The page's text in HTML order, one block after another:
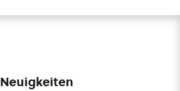
Neuigkeiten